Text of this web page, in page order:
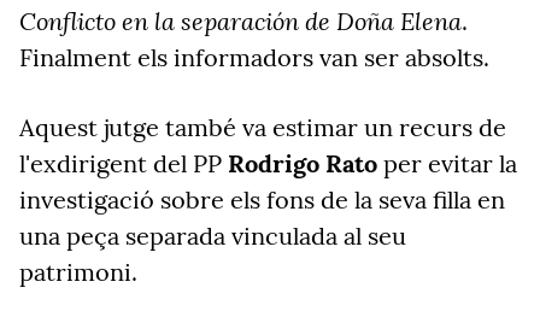
Conflicto en la separación de Doña Elena.
Finalment els informadors van ser absolts.
Aquest jutge també va estimar un recurs de
l'exdirigent del PP Rodrigo Rato per evitar la
investigació sobre els fons de la seva filla en
una peça separada vinculada al seu
patrimoni.